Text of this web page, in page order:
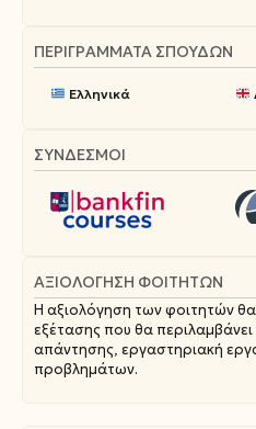
ΠΕΡΙΓΡΆΜΜΑΤΑ ΣΠΟΥΔΏΝ
Ελληνικά
ΣΥΝΔΕΣΜΟΙ
ΑΞΙΟΛΌΓΗΣΗ ΦΟΙΤΗΤΏΝ
Η αξιολόγηση των φοιτητών
εξέτασης που θα
απάντησης, εργαστηριακή
προβλημάτων.